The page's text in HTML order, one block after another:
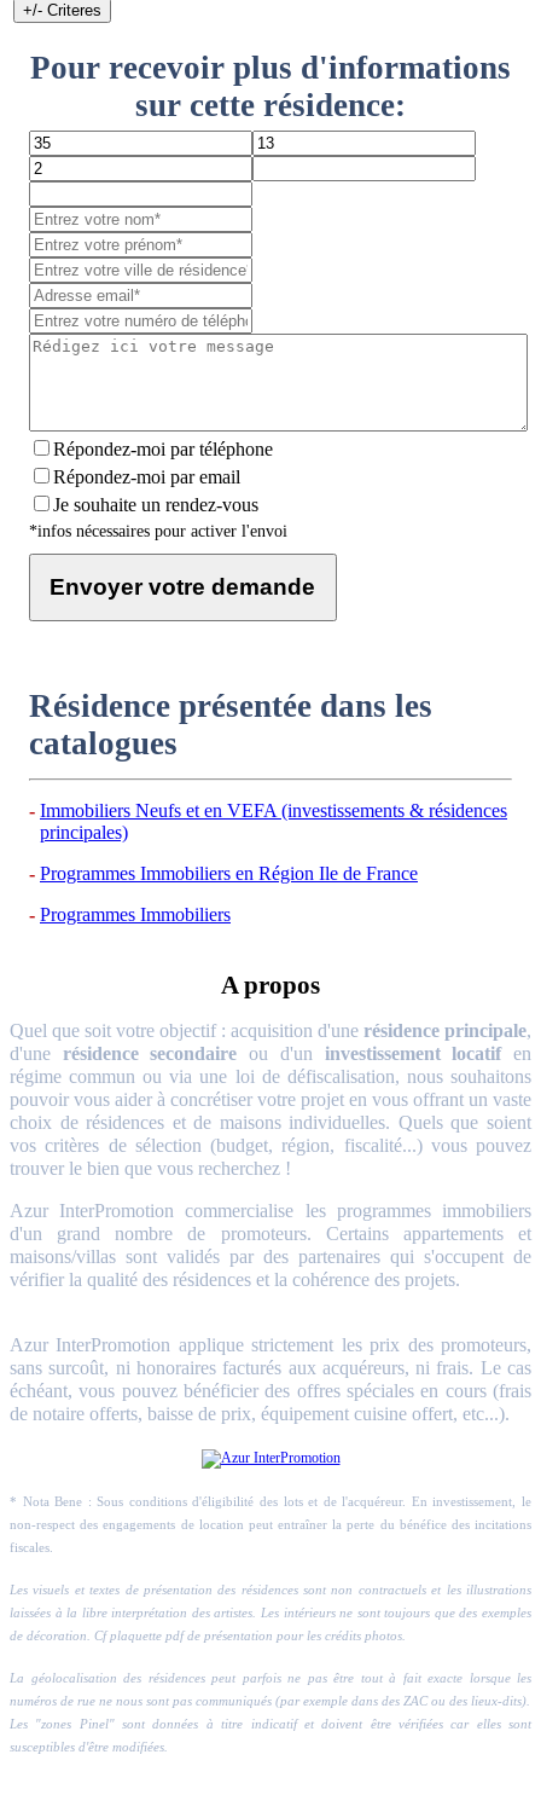
+/- Criteres
Pour recevoir plus d'informations
sur cette résidence:
Répondez-moi par téléphone
Répondez-moi par email
Je souhaite un rendez-vous
*infos nécessaires pour activer l'envoi
Envoyer votre demande
Résidence présentée dans les
catalogues
Immobiliers Neufs et en VEFA (investissements & résidences
principales)
Programmes Immobiliers en Région Ile de France
Programmes Immobiliers
A propos
Quel que soit votre objectif : acquisition d'une résidence principale,
d'une résidence secondaire ou d'un investissement locatifen
régime commun ou via une loi de défiscalisation, nous souhaitons
pouvoir vous aider à concrétiser votre projet en vous offrant un vaste
choix de résidences et de maisons individuelles. Quels que soient
vos critères de sélection (budget, région, fiscalité...) vous pouvez
trouver le bien que vous recherchez !
Azur InterPromotion commercialise les programmes immobiliers
d'un grand nombre de promoteurs. Certains appartements et
maisons/villas sont validés par des partenaires qui s'occupent de
vérifier la qualité des résidences et la cohérence des projets.
Azur InterPromotion applique strictement les prix des promoteurs,
sans surcoût, ni honoraires facturés aux acquéreurs, ni frais. Le cas
échéant, vous pouvez bénéficier des offres spéciales en cours (frais
de notaire offerts, baisse de prix, équipement cuisine offert, etc...).
* Nota Bene : Sous conditions d'éligibilité des lots et de l'acquéreur. En investissement, le
non-respect des engagements de location peut entraîner la perte du bénéfice des incitations
fiscales.
Les visuels et textes de présentation des résidences sont non contractuels et les illustrations
laissées à la libre interprétation des artistes. Les intérieurs ne sont toujours que des exemples
de décoration. Cf plaquette pdf de présentation pour les crédits photos.
La géolocalisation des résidences peut parfois ne pas être tout à fait exacte lorsque les
numéros de rue ne nous sont pas communiqués (par exemple dans des ZAC ou des lieux-dits).
Les "zones Pinel" sont données à titre indicatif et doivent être vérifiées car elles sont
susceptibles d'être modifiées.